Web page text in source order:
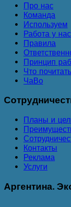
Про нас
Команда
Используем
Работа у нас
Правила
Принцип
Что почитать
ЧаВо
Планы и
Контакты
Реклама
Услуги
Аргентина.